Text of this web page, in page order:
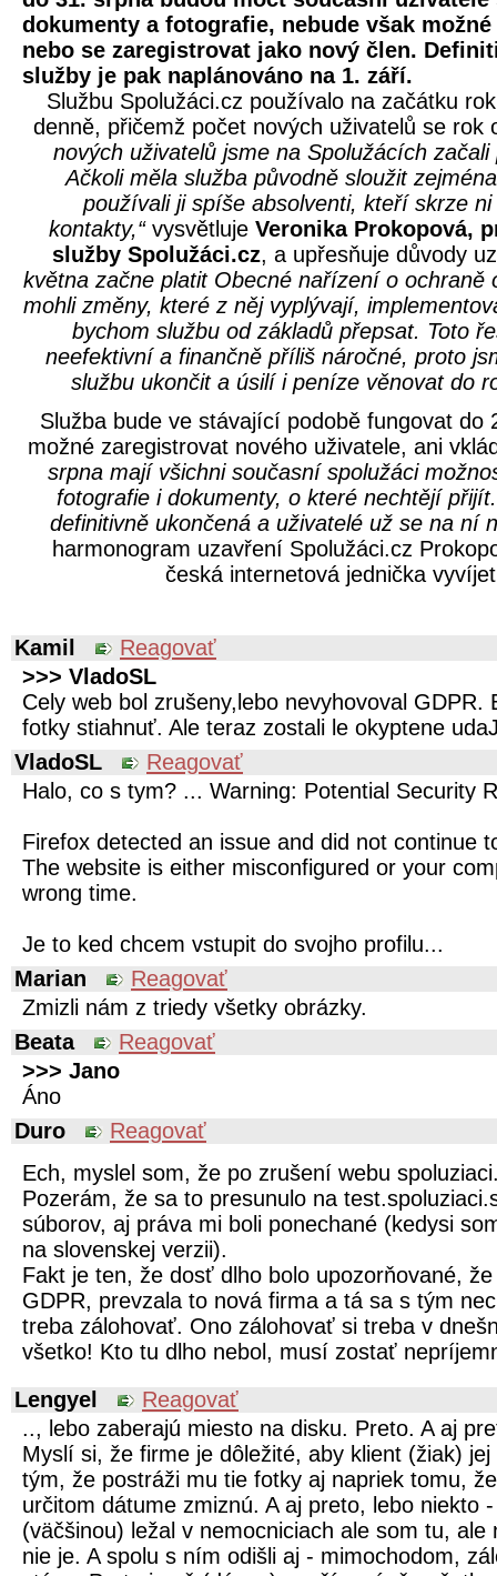
dokumenty a fotografie, nebude však
nebo se zaregistrovat jako nový člen.
služby je pak naplánováno na 1. září.
Službu Spolužáci.cz používalo na začátku
denně, přičemž počet nových uživatelů se rok
nových uživatelů jsme na Spolužácích
Ačkoli měla služba původně sloužit
používali ji spíše absolventi, kteří skrze
kontakty,“ vysvětluje Veronika Prokopová,
služby Spolužáci.cz, a upřesňuje důvody
května začne platit Obecné nařízení o ochraně
mohli změny, které z něj vyplývají,
bychom službu od základů přepsat. Toto
neefektivní a finančně příliš náročné, proto
službu ukončit a úsilí i peníze věnovat do
Služba bude ve stávající podobě fungovat do
možné zaregistrovat nového uživatele, ani
srpna mají všichni současní spolužáci
fotografie i dokumenty, o které nechtějí
definitivně ukončená a uživatelé už se na ní
harmonogram uzavření Spolužáci.cz
česká internetová jednička
Kamil
Reagovať
>>> VladoSL
Cely web bol zrušeny,lebo nevyhovoval GDPR.
fotky stiahnuť. Ale teraz zostali le okyptene
VladoSL
Reagovať
Halo, co s tym? ... Warning: Potential Security
Firefox detected an issue and did not continue
The website is either misconfigured or your
wrong time.
Je to ked chcem vstupit do svojho profilu...
Marian
Reagovať
Zmizli nám z triedy všetky obrázky.
Beata
Reagovať
>>> Jano
Áno
Duro
Reagovať
Ech, myslel som, že po zrušení webu
Pozerám, že sa to presunulo na
súborov, aj práva mi boli ponechané (kedysi
na slovenskej verzii).
Fakt je ten, že dosť dlho bolo upozorňované,
GDPR, prevzala to nová firma a tá sa s tým
treba zálohovať. Ono zálohovať si treba v
všetko! Kto tu dlho nebol, musí zostať
Lengyel
Reagovať
.., lebo zaberajú miesto na disku. Preto. A aj
Myslí si, že firme je dôležité, aby klient (žiak)
tým, že postráži mu tie fotky aj napriek tomu,
určitom dátume zmiznú. A aj preto, lebo niekto
(väčšinou) ležal v nemocniciach ale som tu, ale
nie je. A spolu s ním odišli aj - mimochodom,